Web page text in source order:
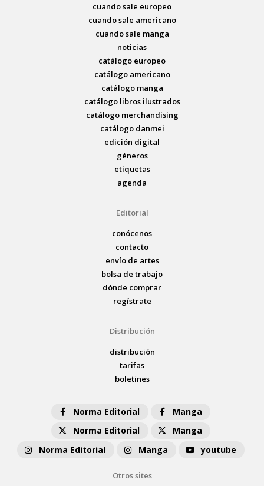
cuando sale europeo
cuando sale americano
cuando sale manga
noticias
catálogo europeo
catálogo americano
catálogo manga
catálogo libros ilustrados
catálogo merchandising
catálogo danmei
edición digital
géneros
etiquetas
agenda
Editorial
conócenos
contacto
envío de artes
bolsa de trabajo
dónde comprar
regístrate
Distribución
distribución
tarifas
boletines
Norma Editorial
Manga
Norma Editorial
Manga
Norma Editorial
Manga youtube
Otros sites